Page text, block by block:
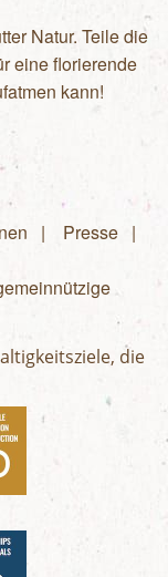
Natur. Teile die
eine florierende
kann!
Presse
die